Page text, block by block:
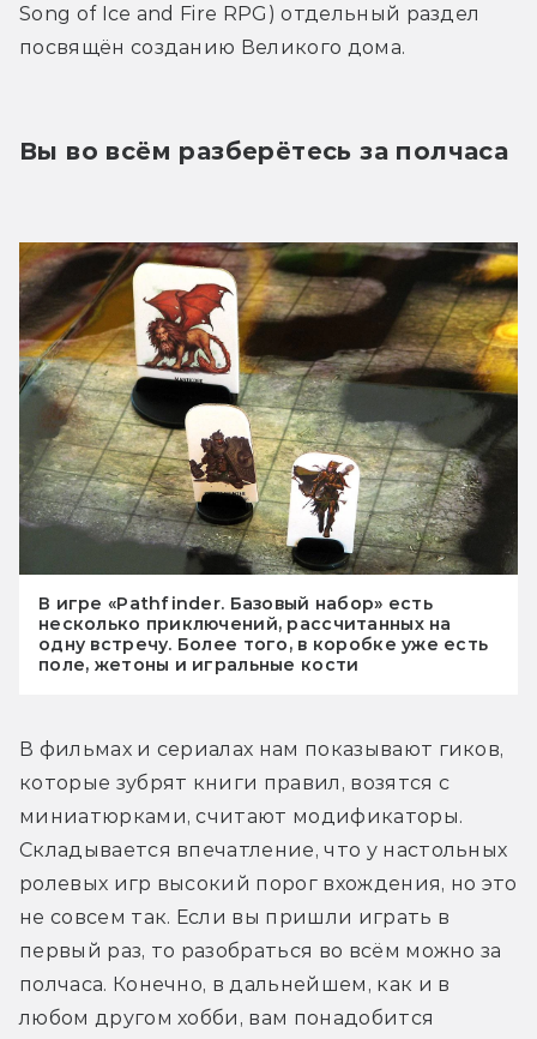
Song of Ice and Fire RPG) отдельный раздел
посвящён созданию Великого дома.
Вы во всём разберётесь за полчаса
В игре «Pathfinder. Базовый набор» есть
несколько приключений, рассчитанных на
одну встречу. Более того, в коробке уже есть
поле, жетоны и игральные кости
В фильмах и сериалах нам показывают гиков,
которые зубрят книги правил, возятся с
миниатюрками, считают модификаторы.
Складывается впечатление, что у настольных
ролевых игр высокий порог вхождения, но это
не совсем так. Если вы пришли играть в
первый раз, то разобраться во всём можно за
полчаса. Конечно, в дальнейшем, как и в
любом другом хобби, вам понадобится